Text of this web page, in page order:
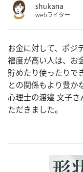
shukana
webライター
お金に対して、ポ
福度が高い人は、お
貯めたり使ったりで
との関係もより豊か
心理士の渡邉 文子
ただきました。